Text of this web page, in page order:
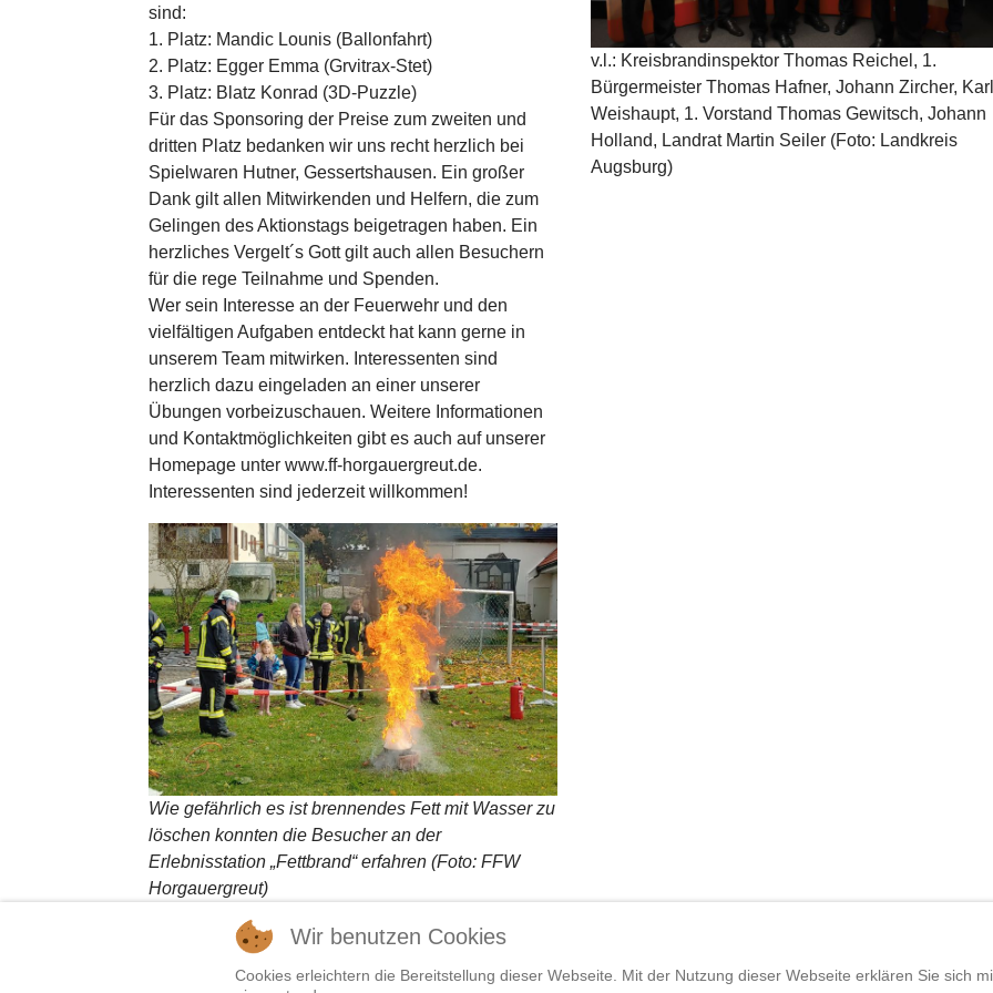
sind:
1. Platz: Mandic Lounis (Ballonfahrt)
2. Platz: Egger Emma (Grvitrax-Stet)
3. Platz: Blatz Konrad (3D-Puzzle)
Für das Sponsoring der Preise zum zweiten und
dritten Platz bedanken wir uns recht herzlich bei
Spielwaren Hutner, Gessertshausen. Ein großer
Dank gilt allen Mitwirkenden und Helfern, die zum
Gelingen des Aktionstags beigetragen haben. Ein
herzliches Vergelt´s Gott gilt auch allen Besuchern
für die rege Teilnahme und Spenden.
Wer sein Interesse an der Feuerwehr und den
vielfältigen Aufgaben entdeckt hat kann gerne in
unserem Team mitwirken. Interessenten sind
herzlich dazu eingeladen an einer unserer
Übungen vorbeizuschauen. Weitere Informationen
und Kontaktmöglichkeiten gibt es auch auf unserer
Homepage unter www.ff-horgauergreut.de.
Interessenten sind jederzeit willkommen!
Wie gefährlich es ist brennendes Fett mit Wasser zu
löschen konnten die Besucher an der
Erlebnisstation „Fettbrand“ erfahren (Foto: FFW
Horgauergreut)
Weiterlesen …
v.l.: Kreisbrandinspektor Thomas Reichel, 1.
Bürgermeister Thomas Hafner, Johann Zircher,
Weishaupt, 1. Vorstand Thomas Gewitsch, Johann
Holland, Landrat Martin Seiler (Foto: Landkreis
Augsburg)
Wir benutzen Cookies
Cookies erleichtern die Bereitstellung dieser Webseite. Mit der Nutzung dieser Webseite erklären Sie sich